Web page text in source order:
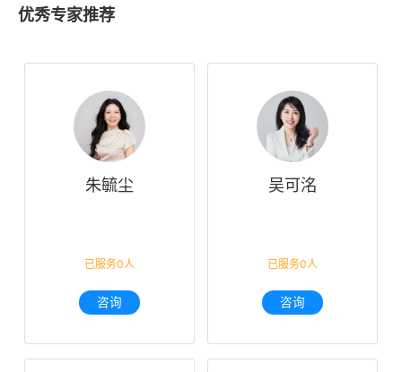
优秀专家推荐
朱毓尘
已服务0人
咨询
吴可洺
已服务0人
咨询